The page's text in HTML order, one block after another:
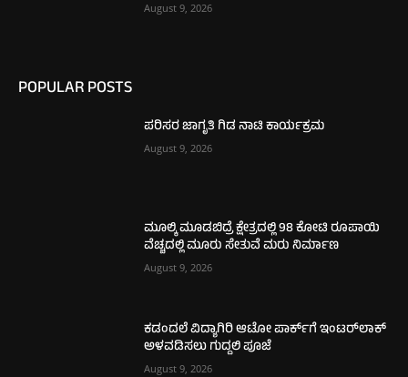
August 9, 2026
POPULAR POSTS
ಪರಿಸರ ಜಾಗೃತಿ ಗಿಡ ನಾಟಿ ಕಾರ್ಯಕ್ರಮ
August 9, 2026
ಮೂಲ್ಕಿ ಮೂಡಬಿದ್ರೆ ಕ್ಷೇತ್ರದಲ್ಲಿ 98 ಕೋಟಿ ರೂಪಾಯಿ
ವೆಚ್ಚದಲ್ಲಿ ಮೂರು ಸೇತುವೆ ಮರು ನಿರ್ಮಾಣ
August 9, 2026
ಕಡಂದಲೆ ವಿದ್ಯಾಗಿರಿ ಆಟೋ ಪಾರ್ಕ್‌ಗೆ ಇಂಟರ್‌ಲಾಕ್
ಅಳವಡಿಸಲು ಗುದ್ದಲಿ ಪೂಜೆ
August 9, 2026